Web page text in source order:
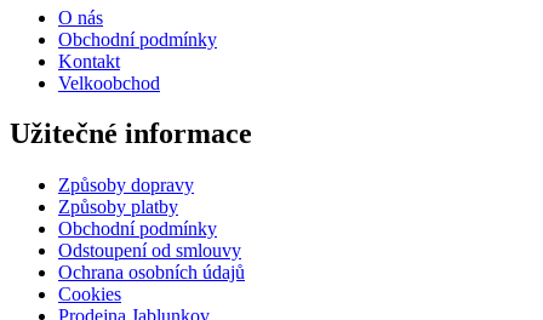
O nás
Obchodní podmínky
Kontakt
Velkoobchod
Užitečné informace
Způsoby dopravy
Způsoby platby
Obchodní podmínky
Odstoupení od smlouvy
Ochrana osobních údajů
Cookies